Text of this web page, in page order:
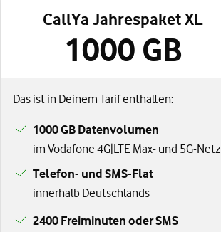
CallYa Jahrespaket XL
1000 GB
Das ist in Deinem Tarif enthalten:
1000 GB Datenvolumen
im Vodafone 4G|LTE Max- und 5G-Netz
Telefon- und SMS-Flat
innerhalb Deutschlands
2400 Freiminuten oder SMS